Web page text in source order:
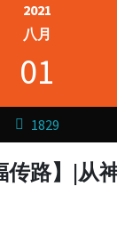
2021
八月
01
1829
传路】|从